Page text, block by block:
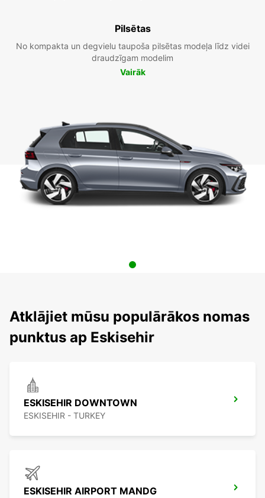
Pilsētas
No kompakta un degvielu taupoša pilsētas modeļa līdz videi
draudzīgam modelim
Vairāk
Atklājiet mūsu populārākos nomas
punktus ap Eskisehir
ESKISEHIR DOWNTOWN
ESKISEHIR - TURKEY
ESKISEHIR AIRPORT MANDG